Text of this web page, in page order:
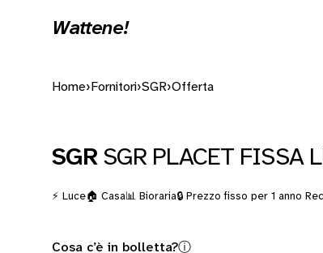
Wattene!
Home› Fornitori›SGR›Offerta
SGR SGR PLACET FISSA
⚡ Luce🏠 Casa📊 Bioraria🔒 Prezzo fisso per 1 anno
Cosa c’è in bolletta?ⓘ